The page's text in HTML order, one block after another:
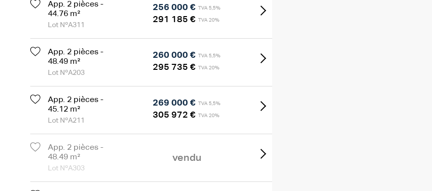
App. 2 pièces -
44.76 m²
Lot NºA311
256 000 € TVA 5,5%
291 185 € TVA 20%
App. 2 pièces -
48.49 m²
Lot NºA203
260 000 € TVA 5,5%
295 735 € TVA 20%
App. 2 pièces -
45.12 m²
Lot NºA211
269 000 € TVA 5,5%
305 972 € TVA 20%
App. 2 pièces -
48.49 m²
Lot NºA303
vendu